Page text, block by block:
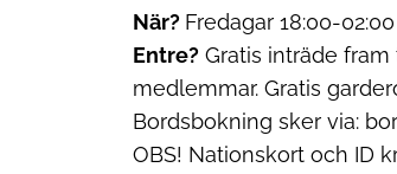
När? Fredagar 18:00-
Entre? Gratis inträde
medlemmar. Gratis
Bordsbokning sker via:
OBS! Nationskort och ID